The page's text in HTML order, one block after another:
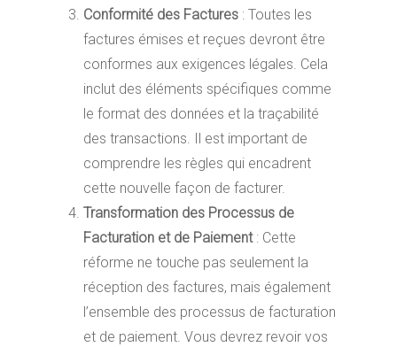
Conformité des Factures : Toutes les
factures émises et reçues devront être
conformes aux exigences légales. Cela
inclut des éléments spécifiques comme
le format des données et la traçabilité
des transactions. Il est important de
comprendre les règles qui encadrent
cette nouvelle façon de facturer.
Transformation des Processus de
Facturation et de Paiement: Cette
réforme ne touche pas seulement la
réception des factures, mais également
l’ensemble des processus de facturation
et de paiement. Vous devrez revoir vos